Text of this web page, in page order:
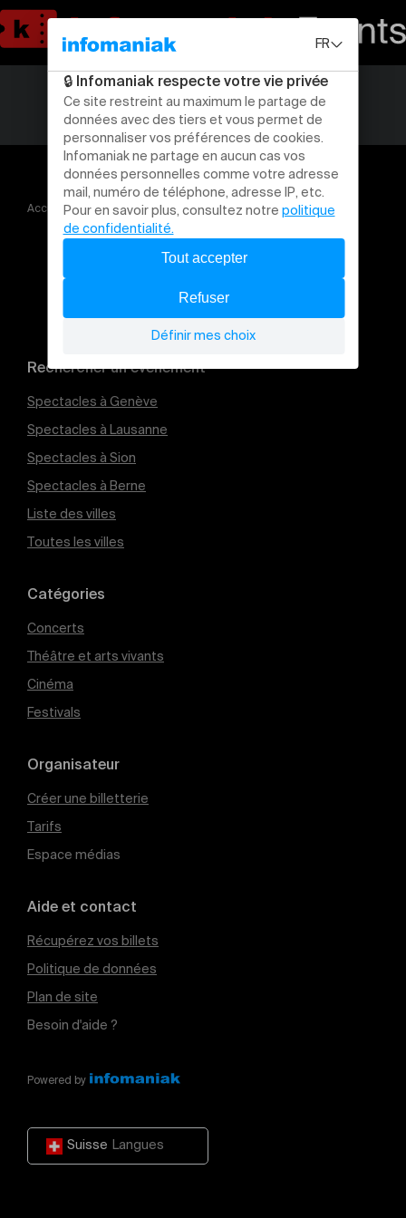
Accueil Mise à mort de Kévin Genève 5 juillet
Rechercher un évènement
Spectacles à Genève
Spectacles à Lausanne
Spectacles à Sion
Spectacles à Berne
Liste des villes
Toutes les villes
Catégories
Concerts
Théâtre et arts vivants
Cinéma
Festivals
Organisateur
Créer une billetterie
Tarifs
Espace médias
Aide et contact
Récupérez vos billets
Politique de données
Plan de site
Besoin d'aide ?
Powered by
Suisse Langues